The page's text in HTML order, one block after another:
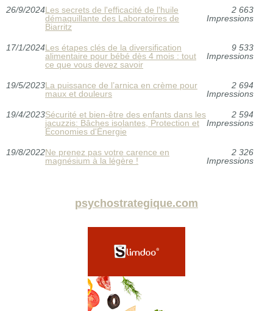
26/9/2024Les secrets de l'efficacité de l'huile
démaquillante des Laboratoires de
Biarritz
2 663
Impressions
17/1/2024Les étapes clés de la diversification
alimentaire pour bébé dès 4 mois : tout
ce que vous devez savoir
9 533
Impressions
19/5/2023La puissance de l’arnica en crème pour
maux et douleurs
2 694
Impressions
19/4/2023Sécurité et bien-être des enfants dans les
jacuzzis: Bâches isolantes, Protection et
Économies d'Énergie
2 594
Impressions
19/8/2022Ne prenez pas votre carence en
magnésium à la légère !
2 326
Impressions
psychostrategique.com